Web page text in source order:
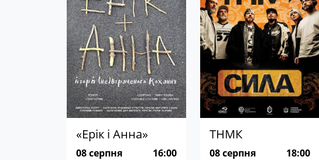
«Ерік і Анна»
08 серпня 16:00
ТНМК
08 серпня
18:00